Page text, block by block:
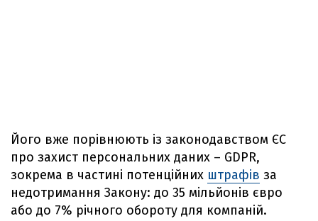
Його вже порівнюють із законодавством ЄС
про захист персональних даних – GDPR,
зокрема в частині потенційних штрафів за
недотримання Закону: до 35 мільйонів євро
або до 7% річного обороту для компаній.